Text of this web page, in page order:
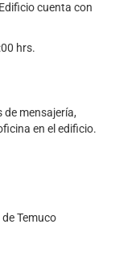
cuenta con
hrs.
de mensajería,
en el edificio.
Temuco